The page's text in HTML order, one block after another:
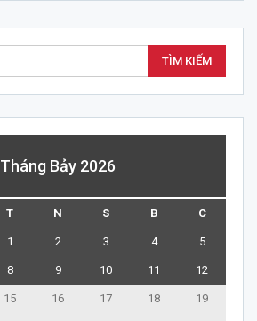
Tháng Bảy 2026
T N S B C
1 2 3 4 5
8 9 10 11 12
15 16 17 18 19